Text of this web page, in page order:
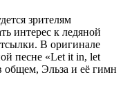
зрителям
интерес к ледяной
В оригинале
песне «Let it in, let
общем, Эльза и её гимн